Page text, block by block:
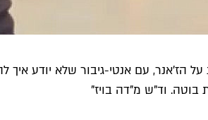
הז'אנר, עם אנטי-גיבור שלא יודע איך
בוטה. וד"ש מ"דה בויז"